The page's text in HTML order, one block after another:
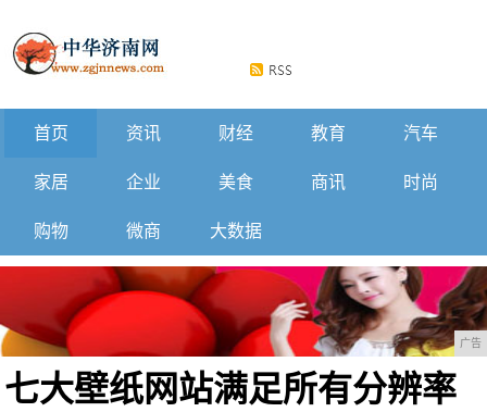
首页 资讯 财经 教育 汽车
家居 企业 美食 商讯 时尚
购物 微商 大数据
广告
七大壁纸网站满足所有分辨率